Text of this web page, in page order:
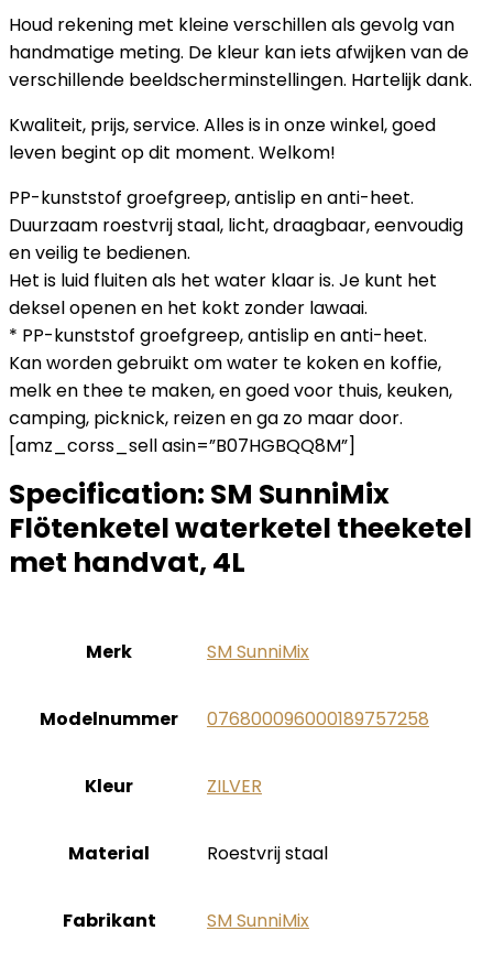
Houd rekening met kleine verschillen als gevolg van
handmatige meting. De kleur kan iets afwijken van de
verschillende beeldscherminstellingen. Hartelijk dank.
Kwaliteit, prijs, service. Alles is in onze winkel, goed
leven begint op dit moment. Welkom!
PP-kunststof groefgreep, antislip en anti-heet.
Duurzaam roestvrij staal, licht, draagbaar, eenvoudig
en veilig te bedienen.
Het is luid fluiten als het water klaar is. Je kunt het
deksel openen en het kokt zonder lawaai.
* PP-kunststof groefgreep, antislip en anti-heet.
Kan worden gebruikt om water te koken en koffie,
melk en thee te maken, en goed voor thuis, keuken,
camping, picknick, reizen en ga zo maar door.
[amz_corss_sell asin=”B07HGBQQ8M”]
Specification: SM SunniMix
Flötenketel waterketel theeketel
met handvat, 4L
Merk ‎SM SunniMix
Modelnummer ‎076800096000189757258
Kleur ‎ZILVER
Material ‎Roestvrij staal
Fabrikant ‎SM SunniMix